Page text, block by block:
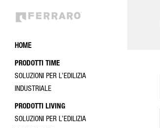
HOME
PRODOTTI TIME
SOLUZIONI PER L’EDILIZIA
INDUSTRIALE
PRODOTTI LIVING
SOLUZIONI PER L’EDILIZIA